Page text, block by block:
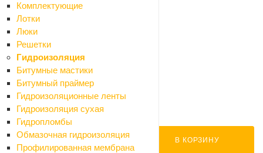
Комплектующие
Лотки
Люки
Решетки
Гидроизоляция
Битумные мастики
Битумный праймер
Гидроизоляционные ленты
Гидроизоляция сухая
Гидропломбы
Обмазочная гидроизоляция
Профилированная мембрана
Характеристики
Отзывы
Как купить
Оплата
Доставка
360 ₽
Мало
Нашли дешевле?
В КОРЗИНУ